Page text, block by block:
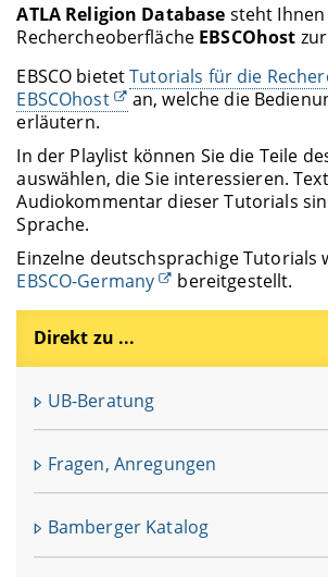
Direkt zu ...
UB-Beratung
Fragen, Anregungen
Bamberger Katalog
ATLA Religion Database steht
Rechercheoberfläche EBSCOhost
EBSCO bietetTutorials für die
EBSCOhost
an, welche die
erläutern.
In der Playlist können Sie die Teile
auswählen, die Sie interessieren.
Audiokommentar dieser Tutorials
Sprache.
Einzelne deutschsprachige Tutorials
EBSCO-Germany
bereitgestellt.